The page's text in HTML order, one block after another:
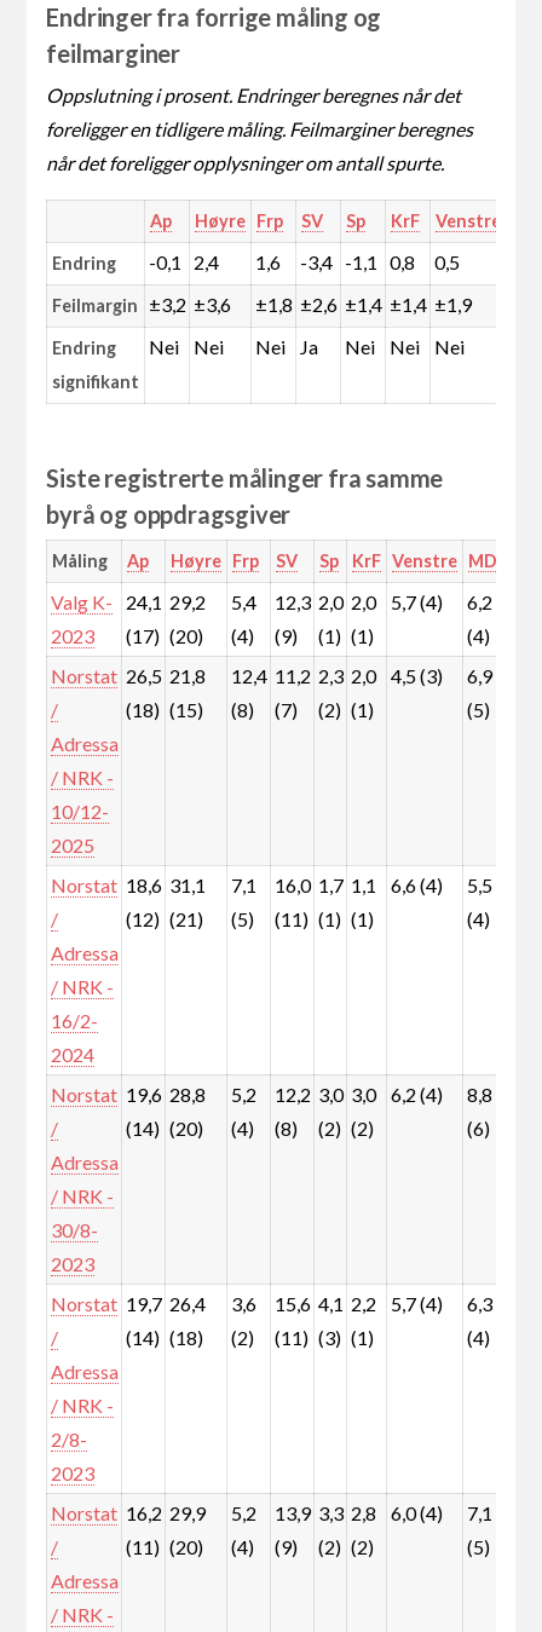
Endringer fra forrige måling og
feilmarginer
Oppslutning i prosent. Endringer beregnes når det
foreligger en tidligere måling. Feilmarginer beregnes
når det foreligger opplysninger om antall spurte.
Ap Høyre Frp SV Sp KrF Venstre
Endring -0,1 2,4 1,6 -3,4 -1,1 0,8 0,5
Feilmargin ±3,2 ±3,6 ±1,8 ±2,6 ±1,4 ±1,4 ±1,9
Endring
signifikant
Nei Nei Nei Ja Nei Nei Nei
Siste registrerte målinger fra samme
byrå og oppdragsgiver
Måling Ap Høyre Frp SV Sp KrF Venstre MDG
Valg K-
2023
24,1
(17)
29,2
(20)
5,4
(4)
12,3
(9)
2,0
(1)
2,0
(1)
5,7 (4)
6,2
(4)
Norstat
/
Adressa
/ NRK -
10/12-
2025
26,5
(18)
21,8
(15)
12,4
(8)
11,2
(7)
2,3
(2)
2,0
(1)
4,5 (3)
6,9
(5)
Norstat
/
Adressa
/ NRK -
16/2-
2024
18,6
(12)
31,1
(21)
7,1
(5)
16,0
(11)
1,7
(1)
1,1
(1)
6,6 (4)
5,5
(4)
Norstat
/
Adressa
/ NRK -
30/8-
2023
19,6
(14)
28,8
(20)
5,2
(4)
12,2
(8)
3,0
(2)
3,0
(2)
6,2 (4)
8,8
(6)
Norstat
/
Adressa
/ NRK -
2/8-
2023
19,7
(14)
26,4
(18)
3,6
(2)
15,6
(11)
4,1
(3)
2,2
(1)
5,7 (4)
6,3
(4)
Norstat
/
Adressa
/ NRK -
16,2
(11)
29,9
(20)
5,2
(4)
13,9
(9)
3,3
(2)
2,8
(2)
6,0 (4)
7,1
(5)